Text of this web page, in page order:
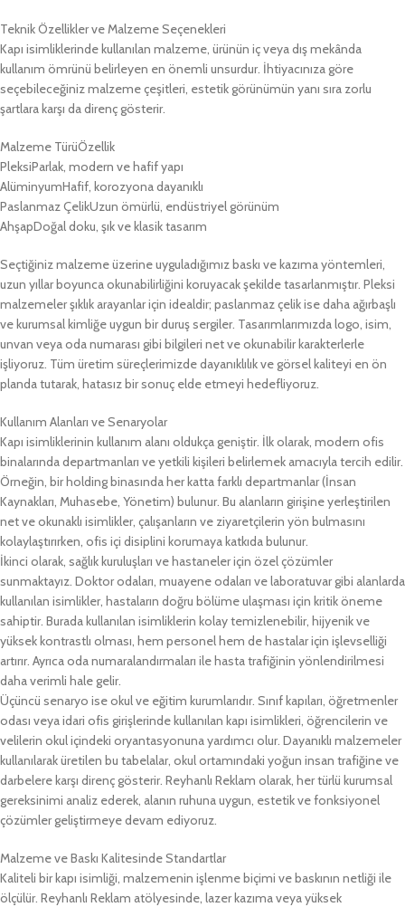
Teknik Özellikler ve Malzeme Seçenekleri
Kapı isimliklerinde kullanılan malzeme, ürünün iç veya dış mekânda
kullanım ömrünü belirleyen en önemli unsurdur. İhtiyacınıza göre
seçebileceğiniz malzeme çeşitleri, estetik görünümün yanı sıra zorlu
şartlara karşı da direnç gösterir.
Malzeme TürüÖzellik
PleksiParlak, modern ve hafif yapı
AlüminyumHafif, korozyona dayanıklı
Paslanmaz ÇelikUzun ömürlü, endüstriyel görünüm
AhşapDoğal doku, şık ve klasik tasarım
Seçtiğiniz malzeme üzerine uyguladığımız baskı ve kazıma yöntemleri,
uzun yıllar boyunca okunabilirliğini koruyacak şekilde tasarlanmıştır. Pleksi
malzemeler şıklık arayanlar için idealdir; paslanmaz çelik ise daha ağırbaşlı
ve kurumsal kimliğe uygun bir duruş sergiler. Tasarımlarımızda logo, isim,
unvan veya oda numarası gibi bilgileri net ve okunabilir karakterlerle
işliyoruz. Tüm üretim süreçlerimizde dayanıklılık ve görsel kaliteyi en ön
planda tutarak, hatasız bir sonuç elde etmeyi hedefliyoruz.
Kullanım Alanları ve Senaryolar
Kapı isimliklerinin kullanım alanı oldukça geniştir. İlk olarak, modern ofis
binalarında departmanları ve yetkili kişileri belirlemek amacıyla tercih edilir.
Örneğin, bir holding binasında her katta farklı departmanlar (İnsan
Kaynakları, Muhasebe, Yönetim) bulunur. Bu alanların girişine yerleştirilen
net ve okunaklı isimlikler, çalışanların ve ziyaretçilerin yön bulmasını
kolaylaştırırken, ofis içi disiplini korumaya katkıda bulunur.
İkinci olarak, sağlık kuruluşları ve hastaneler için özel çözümler
sunmaktayız. Doktor odaları, muayene odaları ve laboratuvar gibi alanlarda
kullanılan isimlikler, hastaların doğru bölüme ulaşması için kritik öneme
sahiptir. Burada kullanılan isimliklerin kolay temizlenebilir, hijyenik ve
yüksek kontrastlı olması, hem personel hem de hastalar için işlevselliği
artırır. Ayrıca oda numaralandırmaları ile hasta trafiğinin yönlendirilmesi
daha verimli hale gelir.
Üçüncü senaryo ise okul ve eğitim kurumlarıdır. Sınıf kapıları, öğretmenler
odası veya idari ofis girişlerinde kullanılan kapı isimlikleri, öğrencilerin ve
velilerin okul içindeki oryantasyonuna yardımcı olur. Dayanıklı malzemeler
kullanılarak üretilen bu tabelalar, okul ortamındaki yoğun insan trafiğine ve
darbelere karşı direnç gösterir. Reyhanlı Reklam olarak, her türlü kurumsal
gereksinimi analiz ederek, alanın ruhuna uygun, estetik ve fonksiyonel
çözümler geliştirmeye devam ediyoruz.
Malzeme ve Baskı Kalitesinde Standartlar
Kaliteli bir kapı isimliği, malzemenin işlenme biçimi ve baskının netliği ile
ölçülür. Reyhanlı Reklam atölyesinde, lazer kazıma veya yüksek